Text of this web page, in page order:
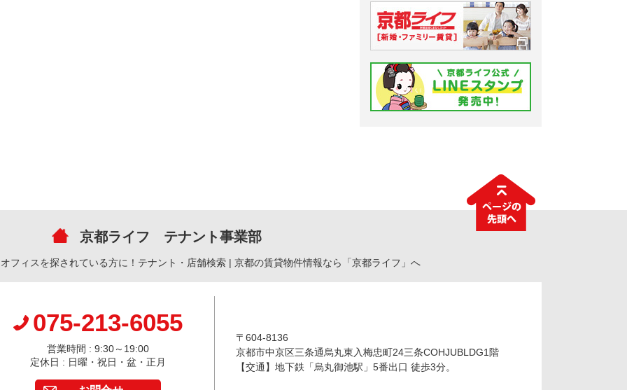
京都ライフ テナント事業部
フィスを探されている方に！テナント・店舗検索 | 京都の賃貸物件情報なら「京都ライフ」へ
075-213-6055
営業時間 : 9:30～19:00
定休日 : 日曜・祝日・盆・正月
〒604-8136
京都市中京区三条通烏丸東入梅忠町24三条COHJUBLDG1階
【交通】地下鉄「烏丸御池駅」5番出口 徒歩3分。